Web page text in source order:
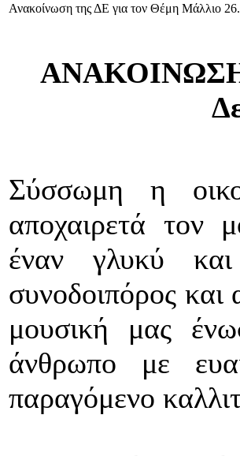
Ανακοίνωση της ΔΕ για τον Θέμη Μάλλιο
Σύσσωμη η
αποχαιρετά τον
έναν γλυκύ
συνοδοιπόρος
μουσική μας
άνθρωπο με
παραγόμενο